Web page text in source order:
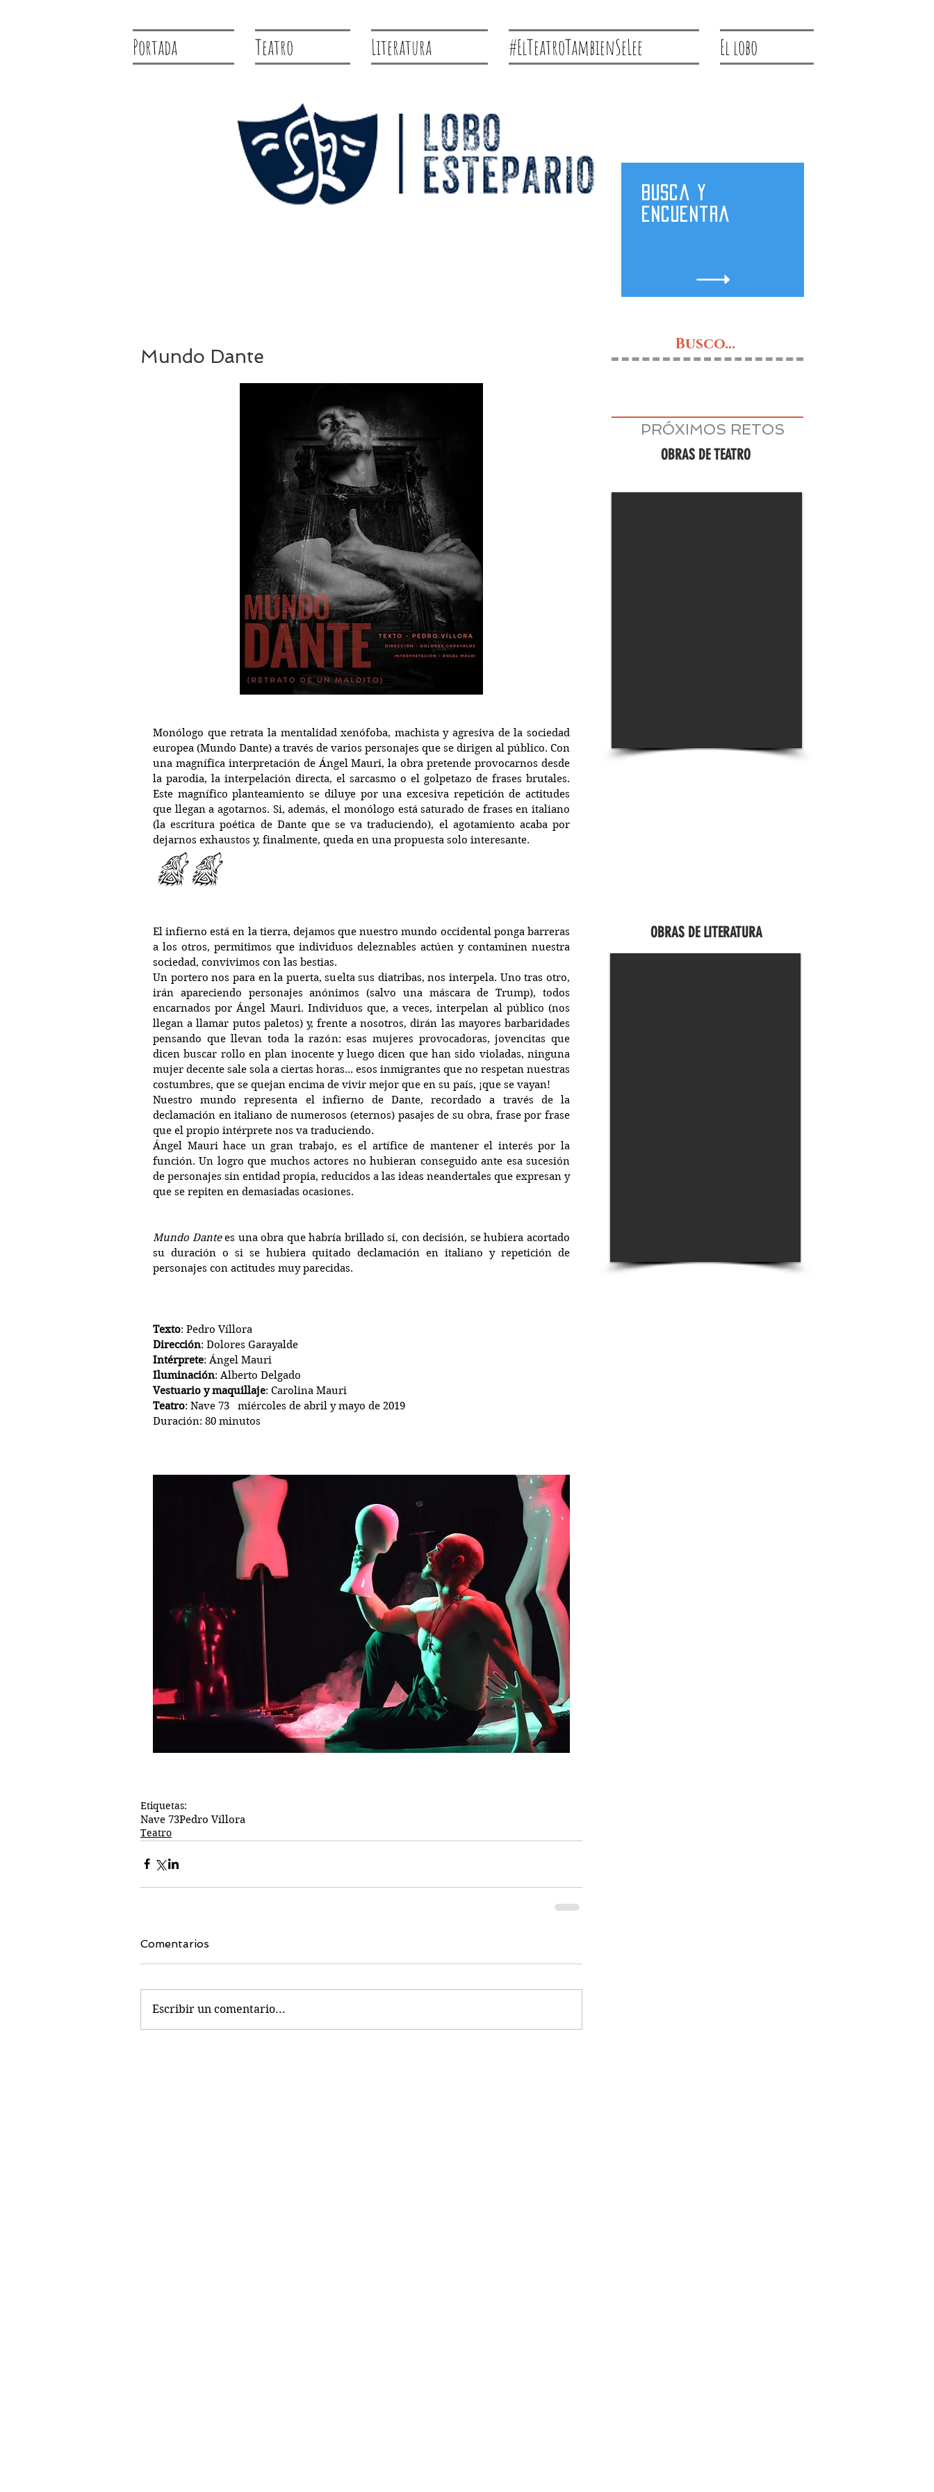
Portada Teatro Literatura #ElTeatroTambienSeLee El lobo
Busca y
encuentra
Mundo Dante
Monólogo que retrata la mentalidad xenófoba, machista y agresiva de la sociedad
europea (Mundo Dante) a través de varios personajes que se dirigen al público. Con
una magnífica interpretación de Ángel Mauri, la obra pretende provocarnos desde
la parodia, la interpelación directa, el sarcasmo o el golpetazo de frases brutales.
Este magnífico planteamiento se diluye por una excesiva repetición de actitudes
que llegan a agotarnos. Si, además, el monólogo está saturado de frases en italiano
(la escritura poética de Dante que se va traduciendo), el agotamiento acaba por
dejarnos exhaustos y, finalmente, queda en una propuesta solo interesante.
El infierno está en la tierra, dejamos que nuestro mundo occidental ponga barreras
a los otros, permitimos que individuos deleznables actúen y contaminen nuestra
sociedad, convivimos con las bestias.
Un portero nos para en la puerta, suelta sus diatribas, nos interpela. Uno tras otro,
irán apareciendo personajes anónimos (salvo una máscara de Trump), todos
encarnados por Ángel Mauri. Individuos que, a veces, interpelan al público (nos
llegan a llamar putos paletos) y, frente a nosotros, dirán las mayores barbaridades
pensando que llevan toda la razón: esas mujeres provocadoras, jovencitas que
dicen buscar rollo en plan inocente y luego dicen que han sido violadas, ninguna
mujer decente sale sola a ciertas horas... esos inmigrantes que no respetan nuestras
costumbres, que se quejan encima de vivir mejor que en su país, ¡que se vayan!
Nuestro mundo representa el infierno de Dante, recordado a través de la
declamación en italiano de numerosos (eternos) pasajes de su obra, frase por frase
que el propio intérprete nos va traduciendo.
Ángel Mauri hace un gran trabajo, es el artífice de mantener el interés por la
función. Un logro que muchos actores no hubieran conseguido ante esa sucesión
de personajes sin entidad propia, reducidos a las ideas neandertales que expresan y
que se repiten en demasiadas ocasiones.
Mundo Dante es una obra que habría brillado si, con decisión, se hubiera acortado
su duración o si se hubiera quitado declamación en italiano y repetición de
personajes con actitudes muy parecidas.
Texto: Pedro Víllora
Dirección: Dolores Garayalde
Intérprete: Ángel Mauri
Iluminación: Alberto Delgado
Vestuario y maquillaje: Carolina Mauri
Teatro: Nave 73   miércoles de abril y mayo de 2019
Duración: 80 minutos
Etiquetas:
Nave 73Pedro Víllora
Teatro
Comentarios
Escribir un comentario...
Busco...
PRÓXIMOS RETOS
OBRAS DE TEATRO
OBRAS DE LITERATURA